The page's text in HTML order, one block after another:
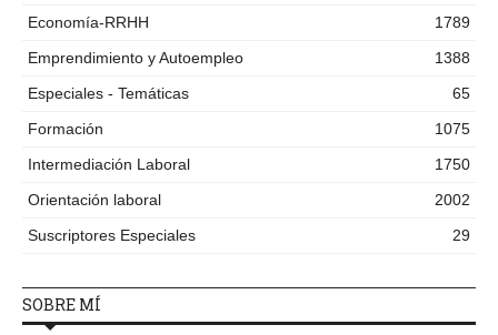
Economía-RRHH
1789
Emprendimiento y Autoempleo
1388
Especiales - Temáticas
65
Formación
1075
Intermediación Laboral
1750
Orientación laboral
2002
Suscriptores Especiales
29
SOBRE MÍ